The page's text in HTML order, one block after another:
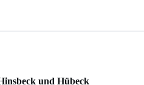
und Hübeck